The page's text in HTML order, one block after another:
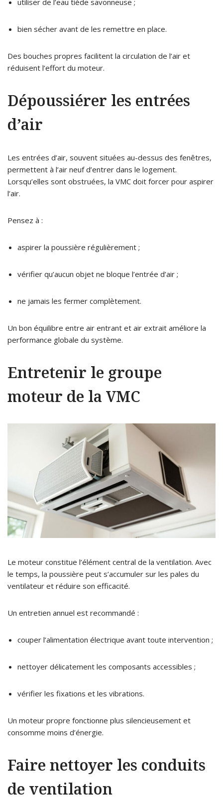
utiliser de l’eau tiède savonneuse ;
bien sécher avant de les remettre en place.
Des bouches propres facilitent la circulation de l’air et
réduisent l’effort du moteur.
Dépoussiérer les entrées
d’air
Les entrées d’air, souvent situées au-dessus des fenêtres,
permettent à l’air neuf d’entrer dans le logement.
Lorsqu’elles sont obstruées, la VMC doit forcer pour aspirer
l’air.
Pensez à :
aspirer la poussière régulièrement ;
vérifier qu’aucun objet ne bloque l’entrée d’air ;
ne jamais les fermer complètement.
Un bon équilibre entre air entrant et air extrait améliore la
performance globale du système.
Entretenir le groupe
moteur de la VMC
Le moteur constitue l’élément central de la ventilation. Avec
le temps, la poussière peut s’accumuler sur les pales du
ventilateur et réduire son efficacité.
Un entretien annuel est recommandé :
couper l’alimentation électrique avant toute intervention ;
nettoyer délicatement les composants accessibles ;
vérifier les fixations et les vibrations.
Un moteur propre fonctionne plus silencieusement et
consomme moins d’énergie.
Faire nettoyer les conduits
de ventilation